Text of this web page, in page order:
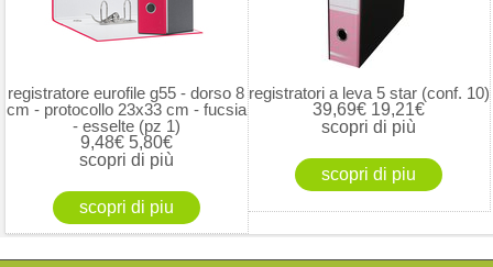
registratore eurofile g55 - dorso 8
cm - protocollo 23x33 cm - fucsia
- esselte (pz 1)
9,48€5,80€
scopri di più
registratori a leva 5 star (conf. 10)
39,69€ 19,21€
scopri di più